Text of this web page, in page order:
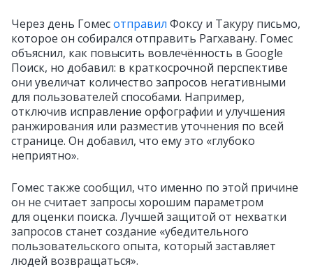
Через день Гомесотправил Фоксу и Такуру письмо,
которое он собирался отправить Рагхавану. Гомес
объяснил, как повысить вовлечённость в Google
Поиск, но добавил: в краткосрочной перспективе
они увеличат количество запросов негативными
для пользователей способами. Например,
отключив исправление орфографии и улучшения
ранжирования или разместив уточнения по всей
странице. Он добавил, что ему это «глубоко
неприятно».
Гомес также сообщил, что именно по этой причине
он не считает запросы хорошим параметром
для оценки поиска. Лучшей защитой от нехватки
запросов станет создание «убедительного
пользовательского опыта, который заставляет
людей возвращаться».